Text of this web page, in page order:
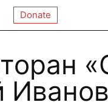
Donate
Иванов